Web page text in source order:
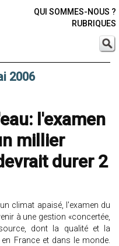
QUI SOMMES-NOUS ?
RUBRIQUES
2006
l'examen
millier
durer 2
climat apaisé, l'examen du
à une gestion «concertée,
dont la qualité et la
France et dans le monde.